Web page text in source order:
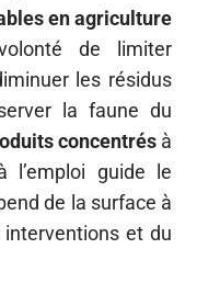
en agriculture
de limiter
les résidus
la faune du
concentrés à
l’emploi guide le
de la surface à
et du